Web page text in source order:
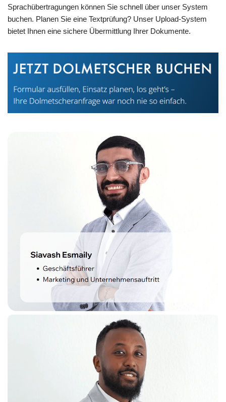
Sprachübertragungen können Sie schnell über unser System
buchen. Planen Sie eine Textprüfung? Unser Upload-System
bietet Ihnen eine sichere Übermittlung Ihrer Dokumente.